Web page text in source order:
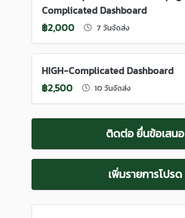
Complicated Dashboard
฿2,000
7 วันจัดส่ง
HIGH-Complicated Dashboard
฿2,500
10 วันจัดส่ง
ติดต่อ ยื่นข้อเสนอ
เพิ่มรายการโปรด